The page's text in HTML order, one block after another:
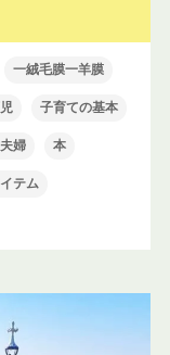
一絨毛膜一羊膜
子育ての基本
婦 本
テム